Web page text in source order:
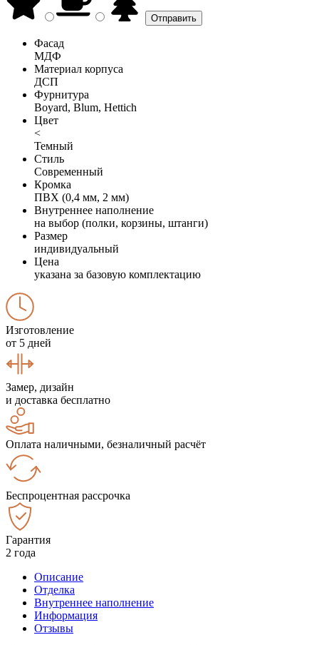
Фасад
МДФ
Материал корпуса
ДСП
Фурнитура
Boyard, Blum, Hettich
Цвет
<
Темный
Стиль
Современный
Кромка
ПВХ (0,4 мм, 2 мм)
Внутреннее наполнение
на выбор (полки, корзины, штанги)
Размер
индивидуальный
Цена
указана за базовую комплектацию
Изготовление
от 5 дней
Замер, дизайн
и доставка бесплатно
Оплата наличными, безналичный расчёт
Беспроцентная рассрочка
Гарантия
2 года
Описание
Отделка
Внутреннее наполнение
Информация
Отзывы